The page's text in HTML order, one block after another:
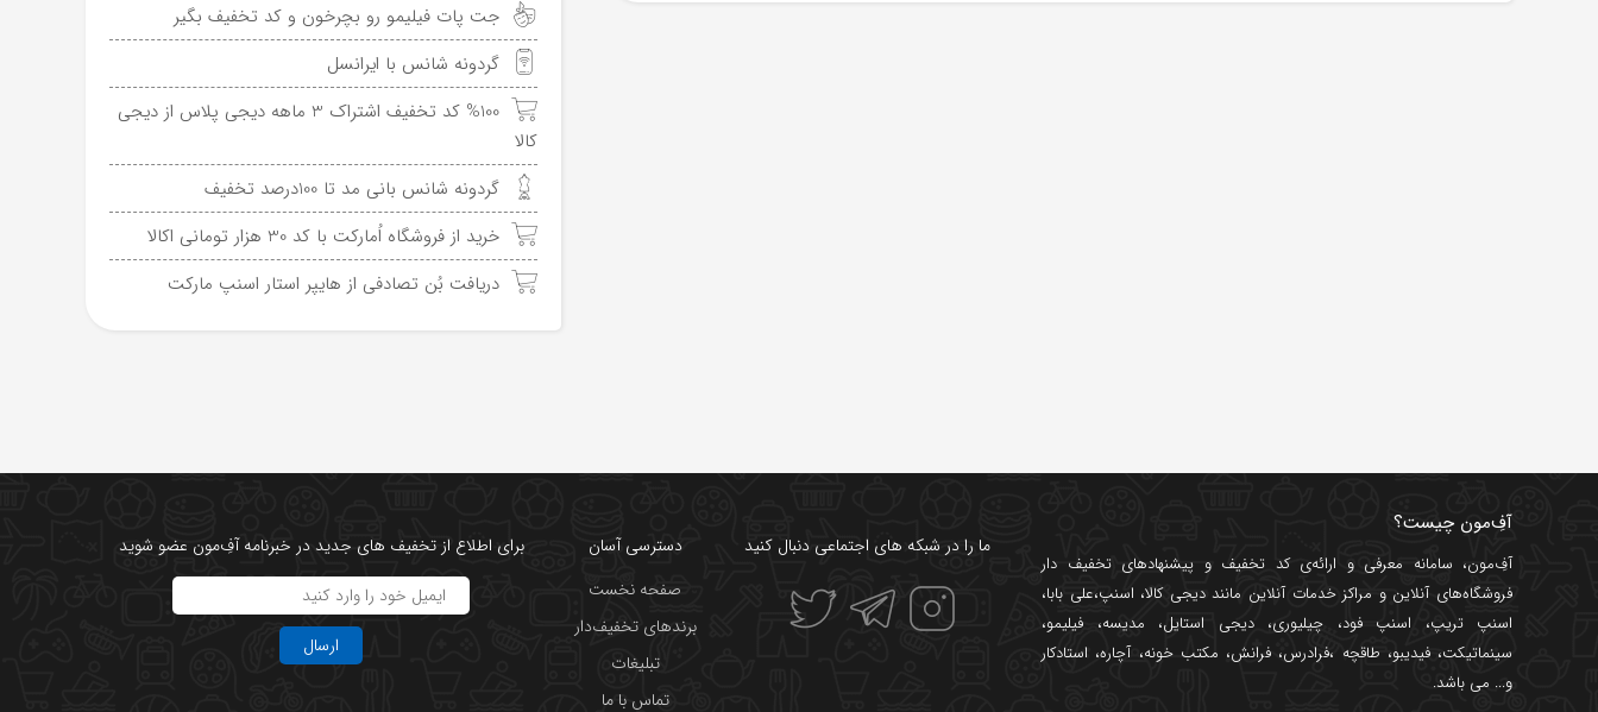
جت پات فیلیمو رو بچرخون و کد تخفیف بگیر
گردونه شانس با ایرانسل
%100 کد تخفیف اشتراک 3 ماهه دیجی پلاس از دیجی
کالا
گردونه شانس بانی مد تا 100درصد تخفیف
خرید از فروشگاه اُمارکت با کد 30 هزار تومانی اکالا
دریافت بُن تصادفی از هایپر استار اسنپ مارکت
آفِ‌مون چیست؟
آفِ‌مون، سامانه معرفی و ارائه‌یکد تخفیف و پیشنهادهای تخفیف دار
فروشگاه‌های آنلاین و مراکز خدمات آنلاین ماننددیجی کالا، اسنپ،علی بابا،
اسنپ تریپ، اسنپ فود، چیلیوری،دیجی استایل، مدیسه، فیلیمو،
سینماتیکت،فیدیبو، طاقچه ،فرادرس، فرانش، مکتب خونه،آچاره، استادکار
و... می باشد.
ما را در شبکه های اجتماعی دنبال کنید
دسترسی آسان
صفحه نخست
برندهای تخفیف‌دار
تبلیغات
تماس با ما
برای اطلاع از تخفیف های جدید در خبرنامه آفِ‌مون عضو شوید
ارسال